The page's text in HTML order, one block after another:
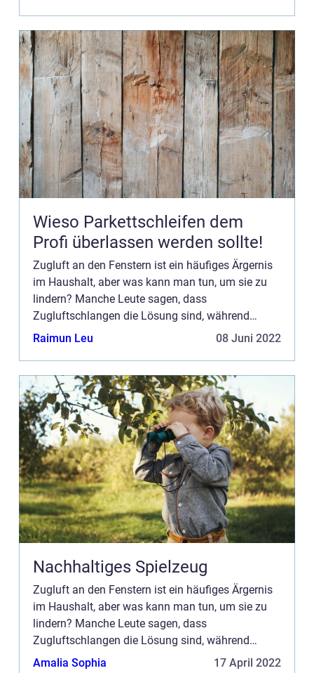
Wieso Parkettschleifen dem
Profi überlassen werden sollte!
Zugluft an den Fenstern ist ein häufiges Ärgernis
im Haushalt, aber was kann man tun, um sie zu
lindern? Manche Leute sagen, dass
Zugluftschlangen die Lösung sind, während
andere auf Fensterlüfter setzen. Was ist für Sie
Raimun Leu 08 Juni 2022
Nachhaltiges Spielzeug
Zugluft an den Fenstern ist ein häufiges Ärgernis
im Haushalt, aber was kann man tun, um sie zu
lindern? Manche Leute sagen, dass
Zugluftschlangen die Lösung sind, während
andere auf Fensterlüfter setzen. Was ist für Sie
Amalia Sophia 17 April 2022